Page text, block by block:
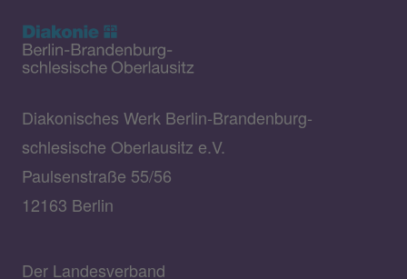
Diakonisches Werk Berlin-Brandenburg-
schlesische Oberlausitz e.V.
Paulsenstraße 55/56
12163 Berlin
Der Landesverband